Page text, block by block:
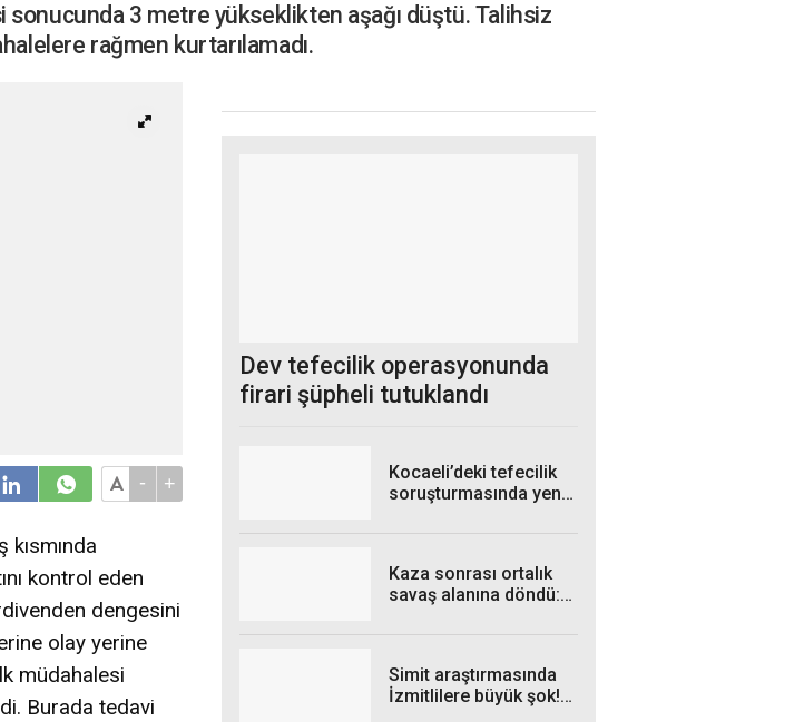
3 metre yükseklikten aşağı düştü. Talihsiz
rağmen kurtarılamadı.
- +
kontrol eden
dengesini
olay yerine
müdahalesi
Burada tedavi
Dev tefecilik operasyonunda
firari şüpheli tutuklandı
Kocaeli’deki tefecilik
soruşturmasında yeni
Kaza sonrası ortalık
savaş alanına döndü: 3
Simit araştırmasında
İzmitlilere büyük şok!